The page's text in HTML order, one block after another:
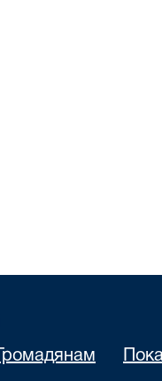
Громадянам